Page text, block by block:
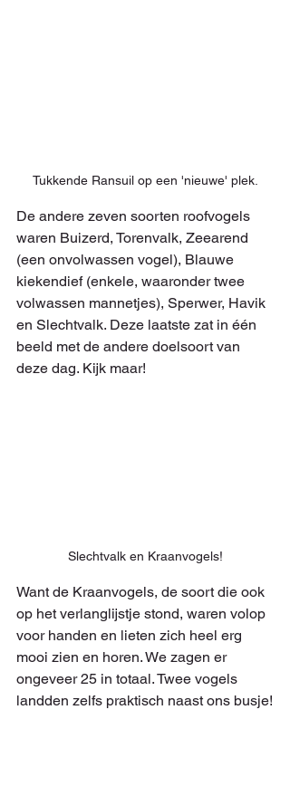
Tukkende Ransuil op een 'nieuwe' plek.
De andere zeven soorten roofvogels
waren Buizerd, Torenvalk, Zeearend
(een onvolwassen vogel), Blauwe
kiekendief (enkele, waaronder twee
volwassen mannetjes), Sperwer, Havik
en Slechtvalk. Deze laatste zat in één
beeld met de andere doelsoort van
deze dag. Kijk maar!
Slechtvalk en Kraanvogels!
Want de Kraanvogels, de soort die ook
op het verlanglijstje stond, waren volop
voor handen en lieten zich heel erg
mooi zien en horen. We zagen er
ongeveer 25 in totaal. Twee vogels
landden zelfs praktisch naast ons busje!